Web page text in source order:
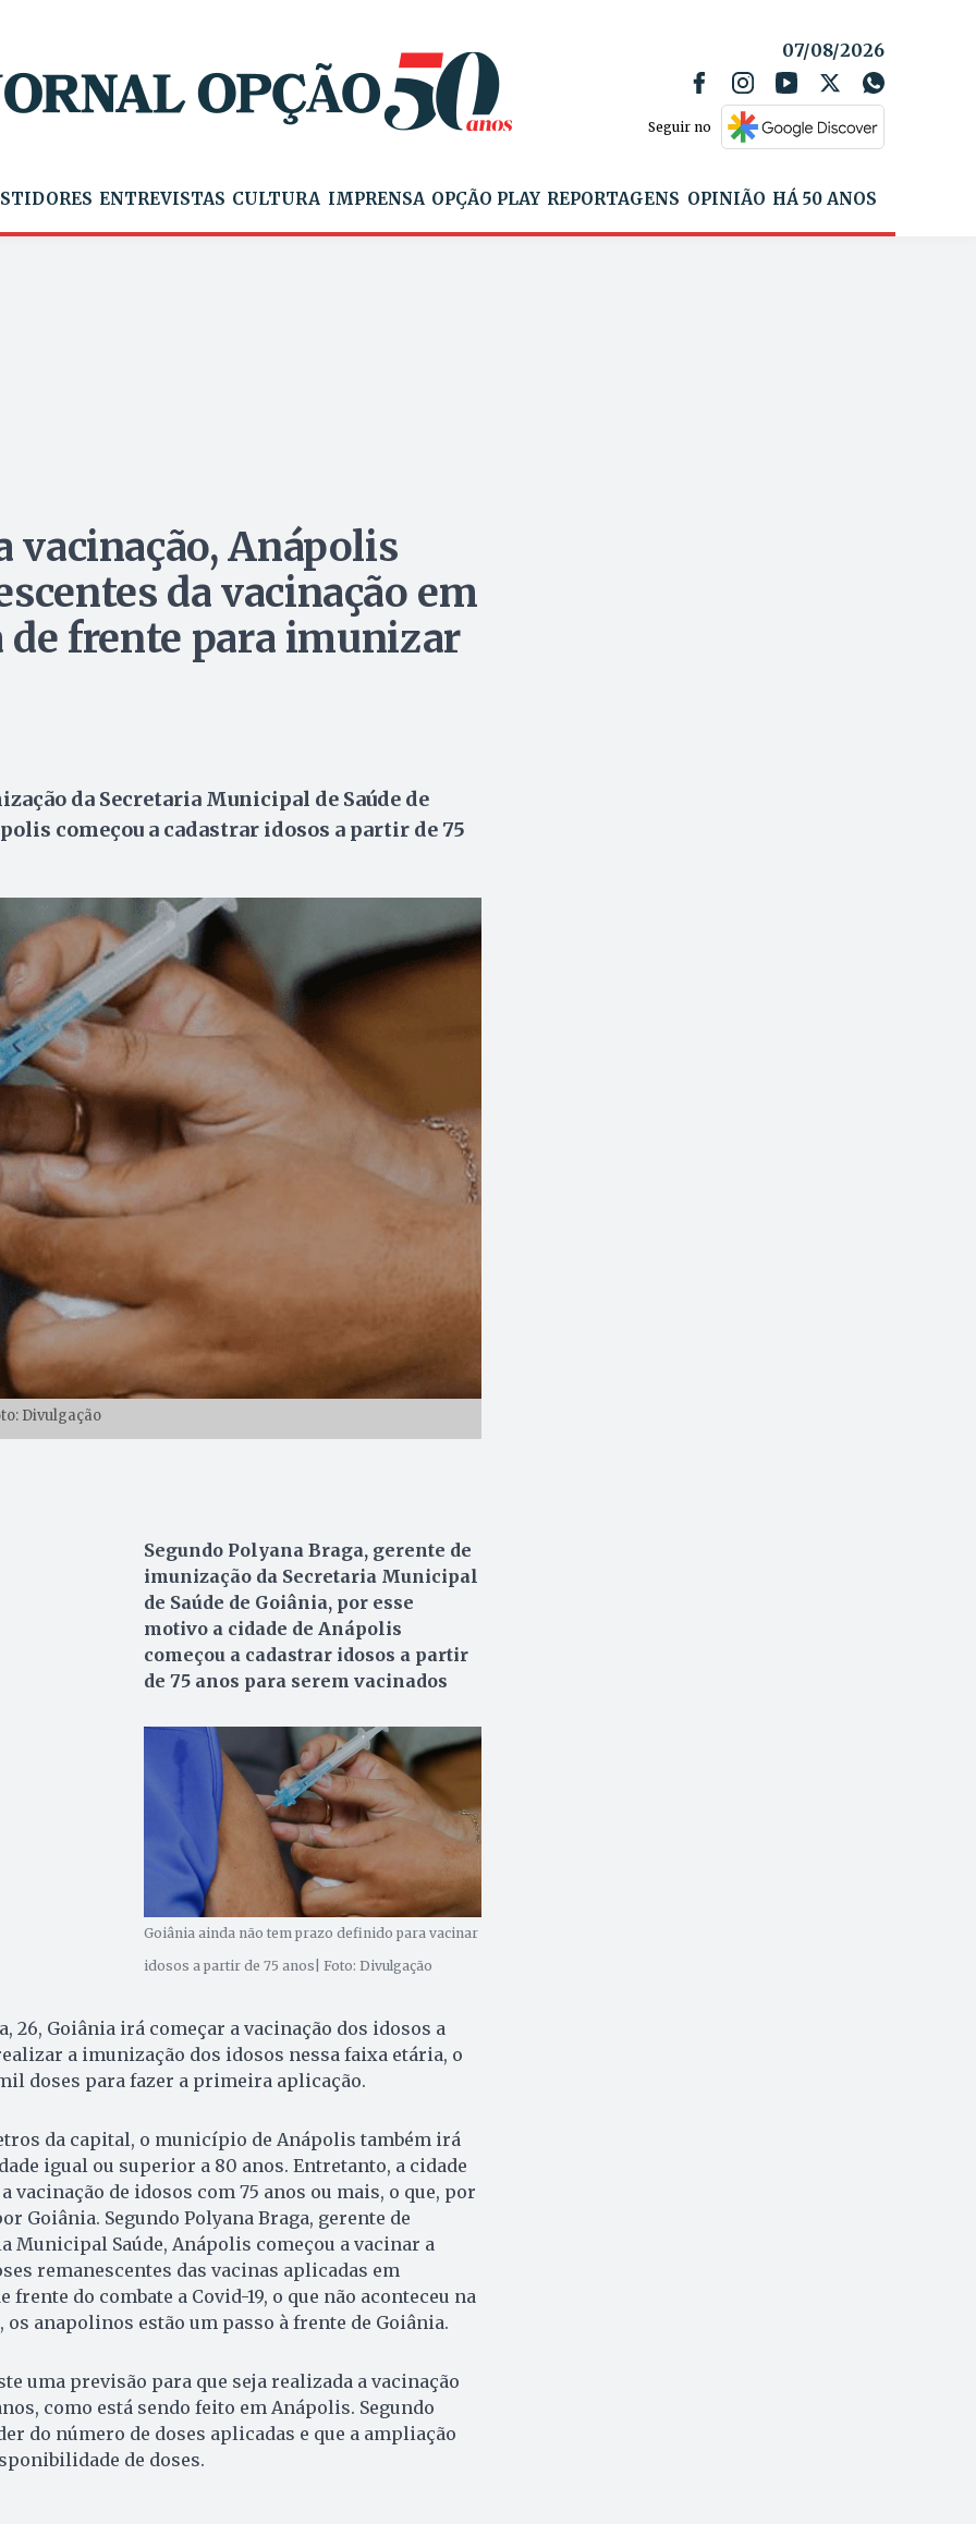
07/08/2026
Seguir no
ENTREVISTAS CULTURA IMPRENSA OPÇÃO PLAY REPORTAGENS OPINIÃO HÁ 50 ANOS
vacinação, Anápolis
da vacinação em
frente para imunizar
da Secretaria Municipal de Saúde de
começou a cadastrar idosos a partir de 75
Divulgação
Segundo Polyana Braga, gerente de
imunização da Secretaria Municipal
de Saúde de Goiânia, por esse
motivo a cidade de Anápolis
começou a cadastrar idosos a partir
de 75 anos para serem vacinados
Goiânia ainda não tem prazo definido para vacinar
idosos a partir de 75 anos| Foto: Divulgação
26, Goiânia irá começar a vacinação dos idosos a
a imunização dos idosos nessa faixa etária, o
doses para fazer a primeira aplicação.
da capital, o município de Anápolis também irá
igual ou superior a 80 anos. Entretanto, a cidade
vacinação de idosos com 75 anos ou mais, o que, por
Goiânia. Segundo Polyana Braga, gerente de
Municipal Saúde, Anápolis começou a vacinar a
remanescentes das vacinas aplicadas em
do combate a Covid-19, o que não aconteceu na
anapolinos estão um passo à frente de Goiânia.
uma previsão para que seja realizada a vacinação
como está sendo feito em Anápolis. Segundo
do número de doses aplicadas e que a ampliação
de doses.